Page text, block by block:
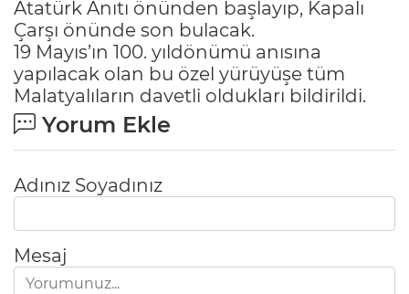
Atatürk Anıtı önünden başlayıp, Kapalı
Çarşı önünde son bulacak.
19 Mayıs’ın 100. yıldönümü anısına
yapılacak olan bu özel yürüyüşe tüm
Malatyalıların davetli oldukları bildirildi.
Yorum Ekle
Adınız Soyadınız
Mesaj